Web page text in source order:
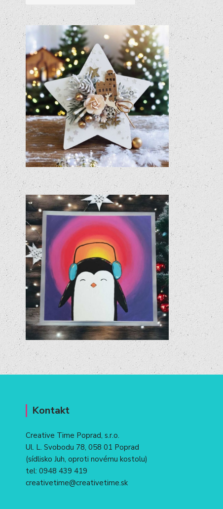
Kontakt
Creative Time Poprad, s.r.o.
Ul. L. Svobodu 78, 058 01 Poprad
(sídlisko Juh, oproti novému kostolu)
tel: 0948 439 419
creativetime@creativetime.sk